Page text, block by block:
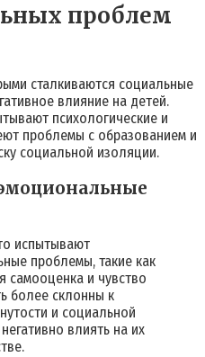
проблем
сталкиваются социальные
влияние на детей.
психологические и
проблемы с образованием и
социальной изоляции.
испытывают
проблемы, такие как
самооценка и чувство
более склонны к
и социальной
влиять на их